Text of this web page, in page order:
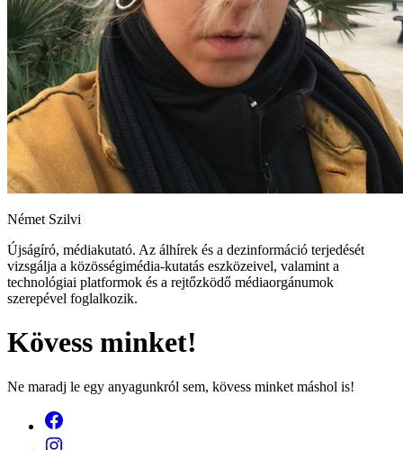
Német Szilvi
Újságíró, médiakutató. Az álhírek és a dezinformáció terjedését
vizsgálja a közösségimédia-kutatás eszközeivel, valamint a
technológiai platformok és a rejtőzködő médiaorgánumok
szerepével foglalkozik.
Kövess minket!
Ne maradj le egy anyagunkról sem, kövess minket máshol is!